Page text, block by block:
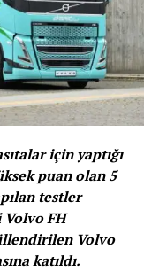
yaklaşık
İletişimi Birim
Türkiye’ye
Müdürü görevini
Pazarlama
için yaptığı
puan olan 5
testler
FH
Volvo
katıldı.